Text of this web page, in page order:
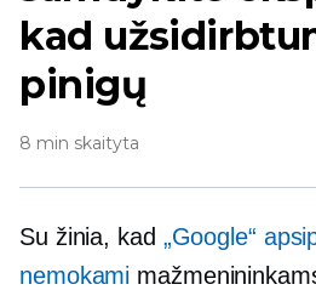
kad
pinigų
8 min skaityta
Su žinia, kad „Google“
nemokami